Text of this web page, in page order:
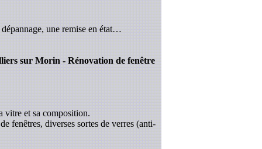
dépannage, une remise en état…
sur Morin - Rénovation de fenêtre
vitre et sa composition.
fenêtres, diverses sortes de verres (anti-